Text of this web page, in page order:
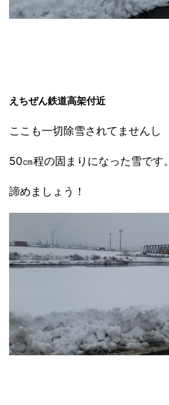
えちぜん鉄道高架付近
ここも一切除雪されてませんし
50㎝程の固まりになった雪です。
諦めましょう！